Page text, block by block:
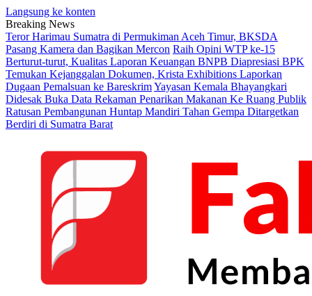
Langsung ke konten
Breaking News
Teror Harimau Sumatra di Permukiman Aceh Timur, BKSDA
Pasang Kamera dan Bagikan Mercon Raih Opini WTP ke-15
Berturut-turut, Kualitas Laporan Keuangan BNPB Diapresiasi BPK
Temukan Kejanggalan Dokumen, Krista Exhibitions Laporkan
Dugaan Pemalsuan ke BareskrimYayasan Kemala Bhayangkari
Didesak Buka Data Rekaman Penarikan Makanan Ke Ruang Publik
Ratusan Pembangunan Huntap Mandiri Tahan Gempa Ditargetkan
Berdiri di Sumatra Barat